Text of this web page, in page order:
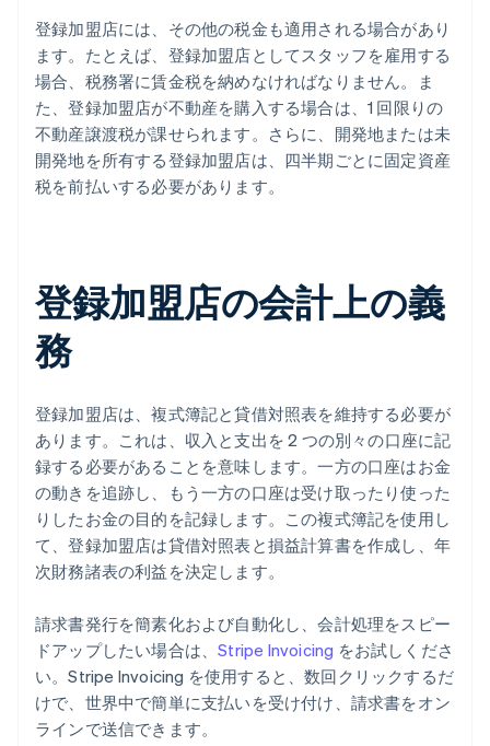
登録加盟店には、その他の税金も適用される場合があり
ます。たとえば、登録加盟店としてスタッフを雇用する
場合、税務署に賃金税を納めなければなりません。ま
た、登録加盟店が不動産を購入する場合は、1 回限りの
不動産譲渡税が課せられます。さらに、開発地または未
開発地を所有する登録加盟店は、四半期ごとに固定資産
税を前払いする必要があります。
登録加盟店の会計上の義
務
登録加盟店は、複式簿記と貸借対照表を維持する必要が
あります。これは、収入と支出を 2 つの別々の口座に記
録する必要があることを意味します。一方の口座はお金
の動きを追跡し、もう一方の口座は受け取ったり使った
りしたお金の目的を記録します。この複式簿記を使用し
て、登録加盟店は貸借対照表と損益計算書を作成し、年
次財務諸表の利益を決定します。
請求書発行を簡素化および自動化し、会計処理をスピー
ドアップしたい場合は、Stripe Invoicing をお試しくださ
い。Stripe Invoicing を使用すると、数回クリックするだ
けで、世界中で簡単に支払いを受け付け、請求書をオン
ラインで送信できます。